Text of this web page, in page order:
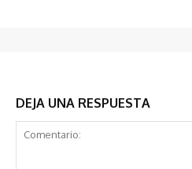
DEJA UNA RESPUESTA